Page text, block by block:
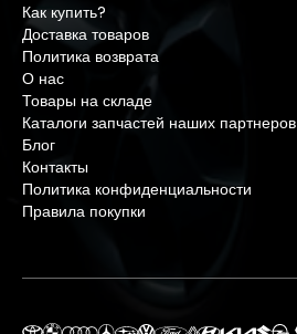
Как купить?
Доставка товаров
Политика возврата
О нас
Товары на складе
Каталоги запчастей наших партнеров
Блог
Контакты
Политика конфиденциальности
Правила покупки